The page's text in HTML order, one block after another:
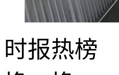
时报热榜